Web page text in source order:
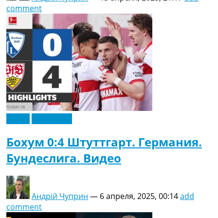
comment
Бохум 0:4 Штуттгарт. Германия.
Бундеслига. Видео
Андрій Чуприн — 6 апреля, 2025, 00:14add
comment